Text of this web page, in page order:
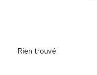
Rien trouvé.